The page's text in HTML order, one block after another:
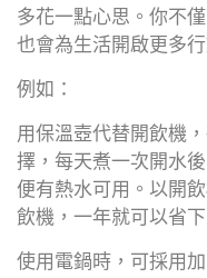
多花一點心思。你不
也會為生活開啟更多
例如：
用保溫壺代替開飲機
擇，每天煮一次開水
便有熱水可用。以開
飲機，一年就可以省
使用電鍋時，可採用